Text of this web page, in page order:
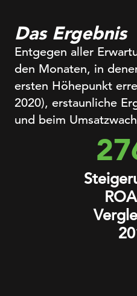
Das Ergebnis
Entgegen aller
den Monaten, in
ersten Höhepunkt
2020), erstaunliche
und beim